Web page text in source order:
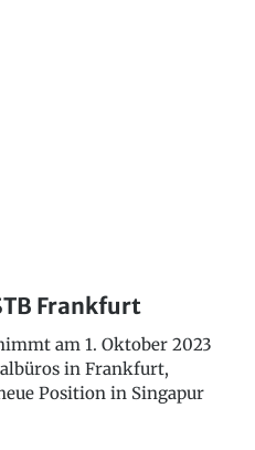
Frankfurt
am 1. Oktober 2023
in Frankfurt,
Position in Singapur